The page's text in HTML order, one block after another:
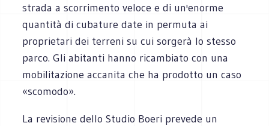
strada a scorrimento veloce e di un'enorme
quantità di cubature date in permuta ai
proprietari dei terreni su cui sorgerà lo stesso
parco. Gli abitanti hanno ricambiato con una
mobilitazione accanita che ha prodotto un caso
«scomodo».
La revisione dello Studio Boeri prevede un